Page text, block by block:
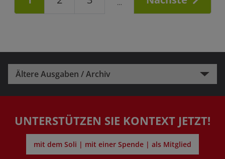
…
Ältere Ausgaben / Archiv
UNTERSTÜTZEN SIE KONTEXT JETZT!
mit dem Soli | mit einer Spende | als Mitglied